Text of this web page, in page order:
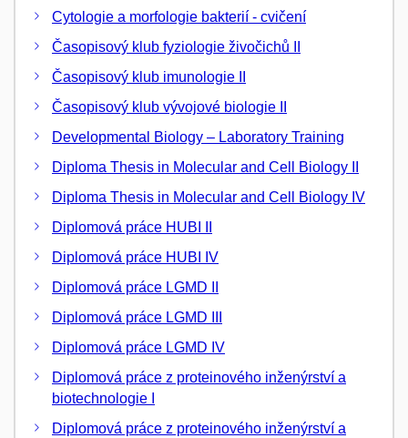
Cytologie a morfologie bakterií - cvičení
Časopisový klub fyziologie živočichů II
Časopisový klub imunologie II
Časopisový klub vývojové biologie II
Developmental Biology – Laboratory Training
Diploma Thesis in Molecular and Cell Biology II
Diploma Thesis in Molecular and Cell Biology IV
Diplomová práce HUBI II
Diplomová práce HUBI IV
Diplomová práce LGMD II
Diplomová práce LGMD III
Diplomová práce LGMD IV
Diplomová práce z proteinového inženýrství a
biotechnologie I
Diplomová práce z proteinového inženýrství a